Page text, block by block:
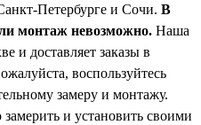
Петербурге и Сочи. В
монтаж невозможно. Наша
и доставляет заказы в
воспользуйтесь
замеру и монтажу.
и установить своими